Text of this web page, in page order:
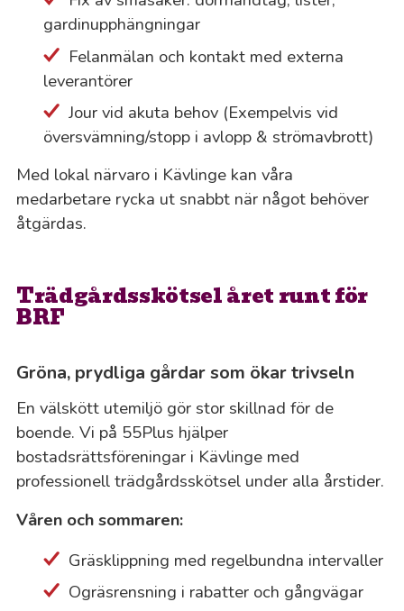
gardinupphängningar
Felanmälan och kontakt med externa
leverantörer
Jour vid akuta behov (Exempelvis vid
översvämning/stopp i avlopp & strömavbrott)
Med lokal närvaro i Kävlinge kan våra
medarbetare rycka ut snabbt när något behöver
åtgärdas.
Trädgårdsskötsel året runt för
BRF
Gröna, prydliga gårdar som ökar trivseln
En välskött utemiljö gör stor skillnad för de
boende. Vi på 55Plus hjälper
bostadsrättsföreningar i Kävlinge med
professionell trädgårdsskötsel under alla årstider.
Våren och sommaren:
Gräsklippning med regelbundna intervaller
Ogräsrensning i rabatter och gångvägar